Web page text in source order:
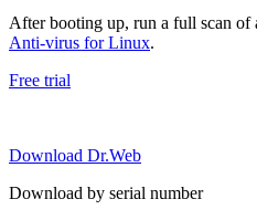
After booting up, run a full scan
Anti-virus for Linux.
Free trial
Download Dr.Web
Download by serial number